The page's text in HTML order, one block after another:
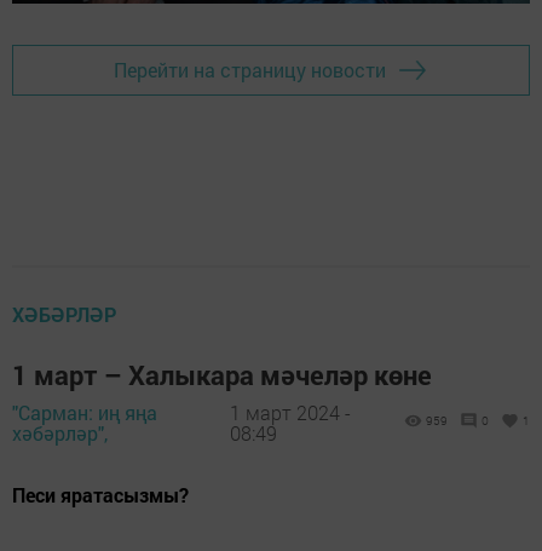
Перейти на страницу новости
ХӘБӘРЛӘР
1 март – Халыкара мәчеләр көне
"Сарман: иң яңа
хәбәрләр",
1 март 2024 -
08:49
959 0 1
Песи яратасызмы?